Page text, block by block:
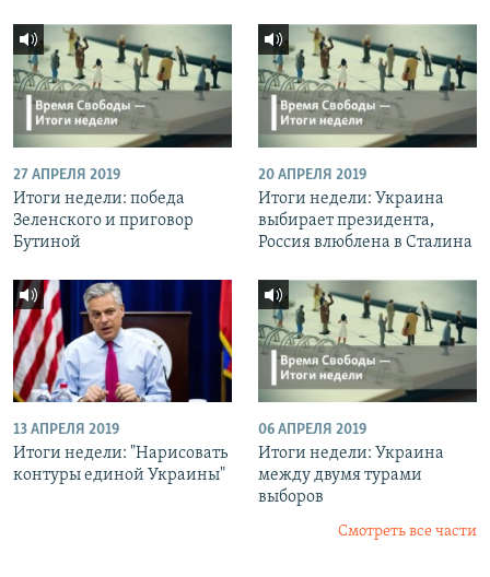
27 АПРЕЛЯ 2019
Итоги недели: победа
Зеленского и приговор
Бутиной
20 АПРЕЛЯ 2019
Итоги недели: Украина
выбирает президента,
Россия влюблена в Сталина
13 АПРЕЛЯ 2019
Итоги недели: "Нарисовать
контуры единой Украины"
06 АПРЕЛЯ 2019
Итоги недели: Украина
между двумя турами
выборов
Смотреть все части